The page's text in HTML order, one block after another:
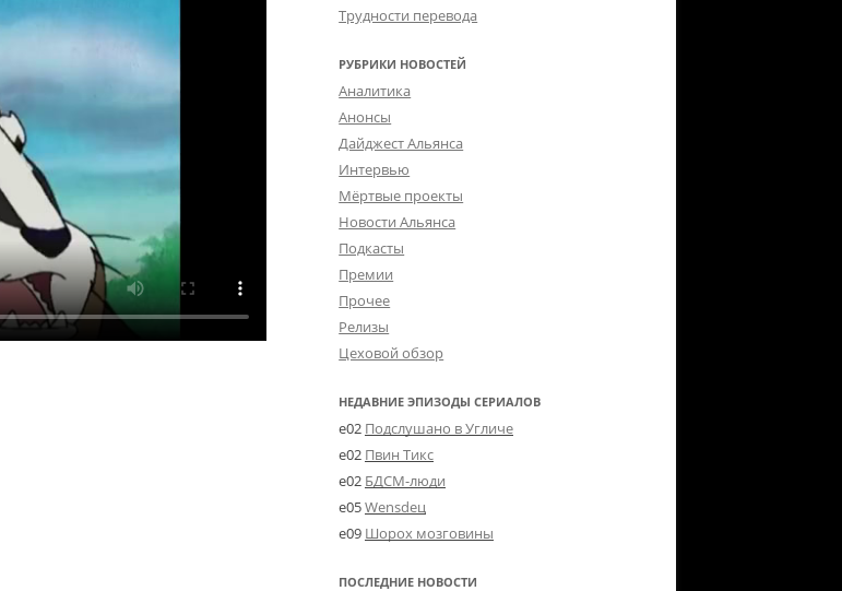
Трудности перевода
РУБРИКИ НОВОСТЕЙ
Аналитика
Анонсы
Дайджест Альянса
Интервью
Мёртвые проекты
Новости Альянса
Подкасты
Премии
Прочее
Релизы
Цеховой обзор
НЕДАВНИЕ ЭПИЗОДЫ СЕРИАЛОВ
e02 Подслушано в Угличе
e02 Пвин Тикс
e02 БДСМ-люди
e05Wensdeц
e09 Шорох мозговины
ПОСЛЕДНИЕ НОВОСТИ